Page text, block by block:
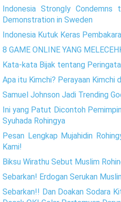
Indonesia Strongly
Demonstration in Sweden
Indonesia Kutuk Keras
8 GAME ONLINE YANG
Kata-kata Bijak tentang
Apa itu Kimchi? Perayaan Kimchi
Samuel Johnson Jadi Trending
Ini yang Patut Dicontoh
Syuhada Rohingya
Pesan Lengkap Mujahidin
Kami!
Biksu Wirathu Sebut Muslim
Sebarkan! Erdogan Serukan
Sebarkan!! Dan Doakan Sodara